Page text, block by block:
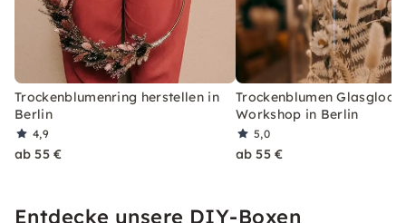
Trockenblumenring herstellen in
Berlin
4,9
ab 55 €
Trockenblumen
Workshop in Berlin
5,0
ab 55 €
Entdecke unsere DIY-Boxen